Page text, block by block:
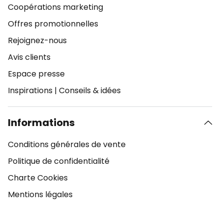
Coopérations marketing
Offres promotionnelles
Rejoignez-nous
Avis clients
Espace presse
Inspirations | Conseils & idées
Informations
Conditions générales de vente
Politique de confidentialité
Charte Cookies
Mentions légales